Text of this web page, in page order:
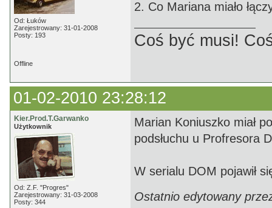
Od: Łuków
Zarejestrowany: 31-01-2008
Posty: 193
2. Co Mariana miało
Coś być musi!
Offline
01-02-2010 23:28:12
Kier.Prod.T.Garwanko
Użytkownik
Od: Z.F. "Progres"
Zarejestrowany: 31-03-2008
Posty: 344
Marian Koniuszko miał
podsłuchu u Profresora
W serialu DOM pojawił
Ostatnio edytowany